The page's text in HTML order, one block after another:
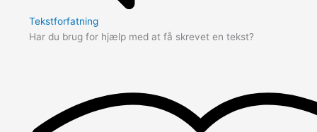
Tekstforfatning
Har du brug for hjælp med at få skrevet en tekst?